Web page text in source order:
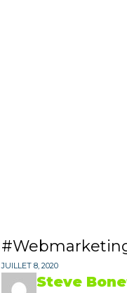
JUILLET 8, 2020
Steve